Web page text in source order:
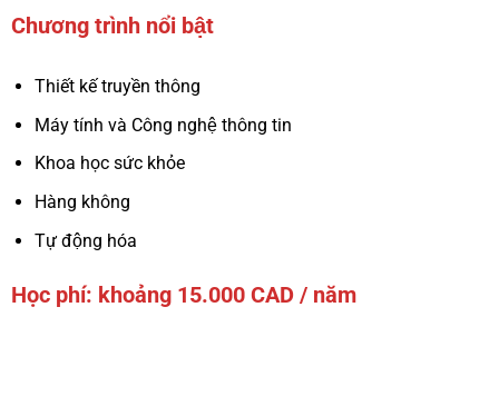
Chương trình nổi bật
Thiết kế truyền thông
Máy tính và Công nghệ thông tin
Khoa học sức khỏe
Hàng không
Tự động hóa
Học phí: khoảng 15.000 CAD / năm